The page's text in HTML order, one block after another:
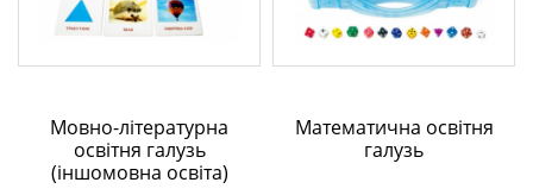
Мовно-літературна
освітня галузь
(іншомовна освіта)
Математична освітня
галузь